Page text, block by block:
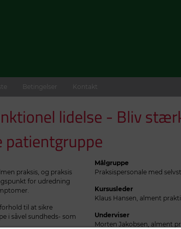
Betingelser Kontakt
lidelse - Bliv
patientgruppe
praksis, og praksis
for udredning
til at sikre
i såvel sundheds- som
Målgruppe
Praksispersonale med
Kursusleder
Klaus Hansen, alment
Underviser
Morten Jakobsen, alment